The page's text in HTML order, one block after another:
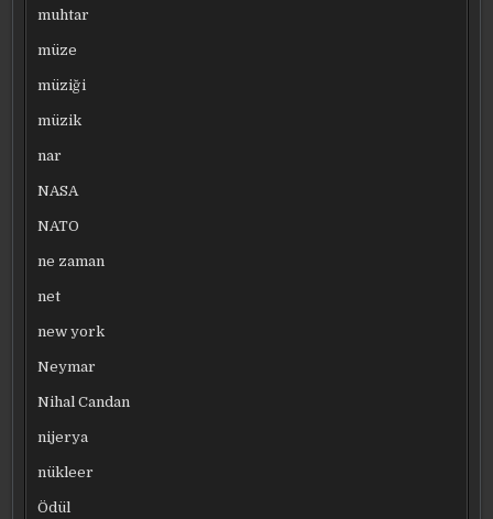
muhtar
müze
müziği
müzik
nar
NASA
NATO
ne zaman
net
new york
Neymar
Nihal Candan
nijerya
nükleer
Ödül